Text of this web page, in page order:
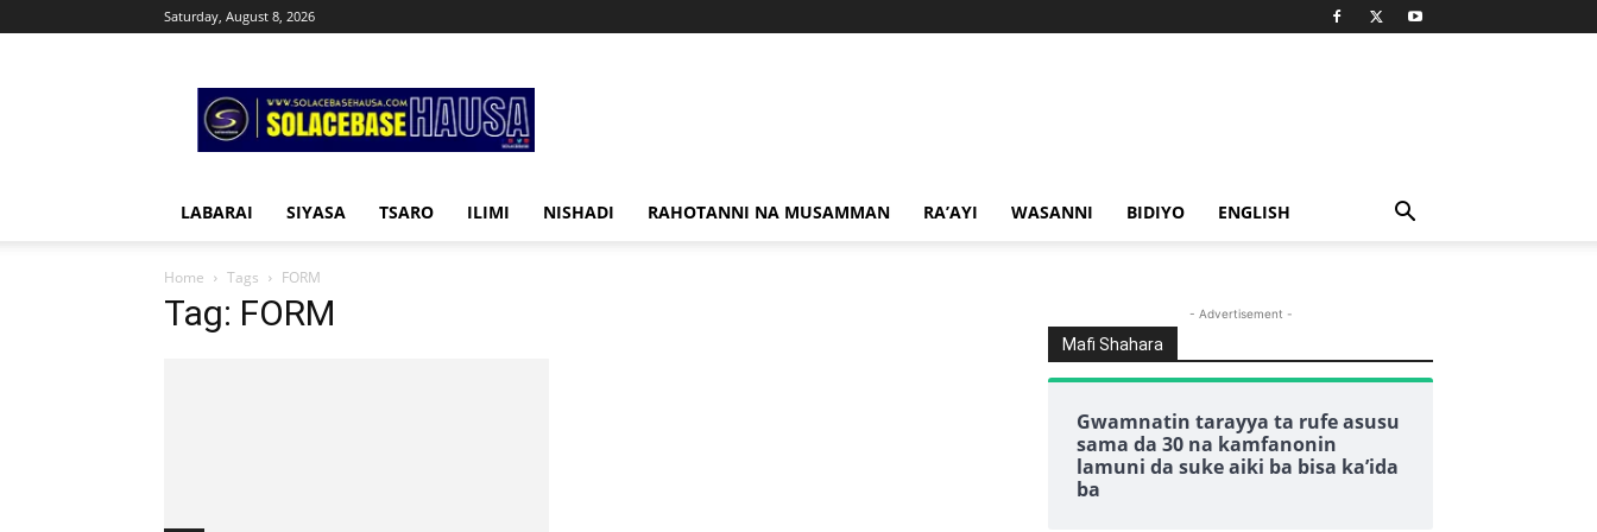
Saturday, August 8, 2026
Hausa
LABARAI SIYASA TSARO ILIMI NISHADI RAHOTANNI NA MUSAMMAN RA’AYI WASANNI BIDIYO ENGLISH
Home Tags FORM
Tag: FORM - Advertisement -
Mafi Shahara
Gwamnatin tarayya ta rufe asusu
sama da 30 na kamfanonin
lamuni da suke aiki ba bisa ka’ida
ba